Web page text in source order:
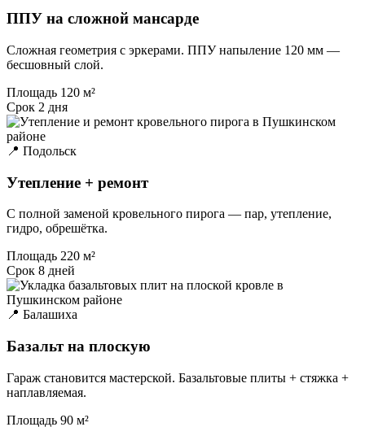
ППУ на сложной мансарде
Сложная геометрия с эркерами. ППУ напыление 120 мм —
бесшовный слой.
Площадь 120 м²
Срок 2 дня
📍 Подольск
Утепление + ремонт
С полной заменой кровельного пирога — пар, утепление,
гидро, обрешётка.
Площадь 220 м²
Срок 8 дней
📍 Балашиха
Базальт на плоскую
Гараж становится мастерской. Базальтовые плиты + стяжка +
наплавляемая.
Площадь 90 м²